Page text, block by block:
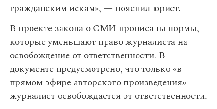
гражданским искам», — пояснил юрист.
В проекте закона о СМИ прописаны нормы,
которые уменьшают право журналиста на
освобождение от ответственности. В
документе предусмотрено, что только «в
прямом эфире авторского произведения»
журналист освобождается от ответственности.